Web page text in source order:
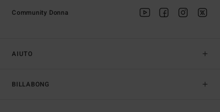
AIUTO
BILLABONG
Community Donna